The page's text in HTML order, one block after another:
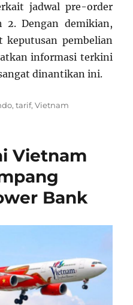
jadwal pre-order
Dengan demikian,
keputusan pembelian
informasi terkini
dinantikan ini.
,tarif,Vietnam
Vietnam
Bank